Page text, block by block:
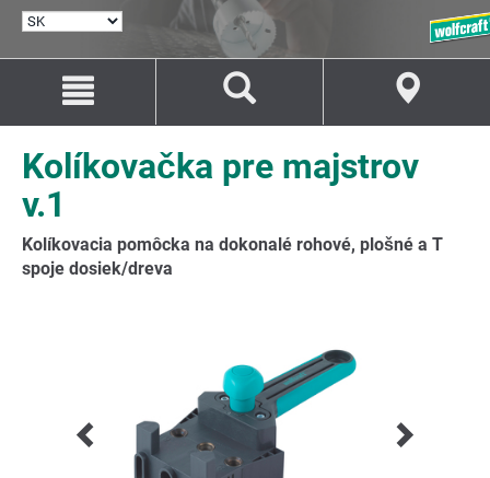
Obsah
Navigáciu
Kolíkovačka pre majstrov
v.1
Kolíkovacia pomôcka na dokonalé rohové, plošné a T
spoje dosiek/dreva